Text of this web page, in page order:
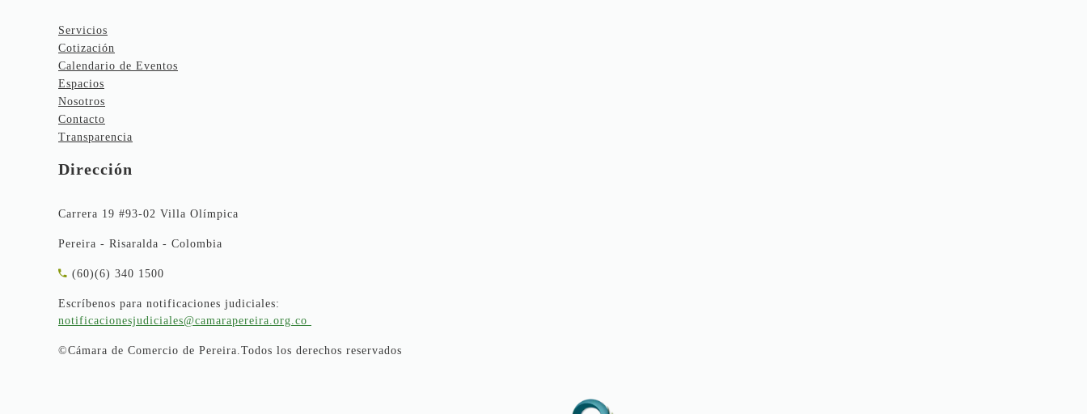
Servicios
Cotización
Calendario de Eventos
Espacios
Nosotros
Contacto
Transparencia
Dirección
Carrera 19 #93-02 Villa Olímpica
Pereira - Risaralda - Colombia
(60)(6) 340 1500
Escríbenos para notificaciones judiciales:
notificacionesjudiciales@camarapereira.org.co
©Cámara de Comercio de Pereira.Todos los derechos reservados